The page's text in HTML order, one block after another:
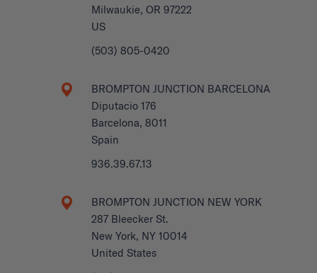
Milwaukie, OR 97222
US
(503) 805-0420
BROMPTON JUNCTION BARCELONA
Diputacio 176
Barcelona, 8011
Spain
936.39.67.13
BROMPTON JUNCTION NEW YORK
287 Bleecker St.
New York, NY 10014
United States